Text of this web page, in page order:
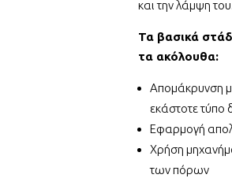
και την λάμψη
Τα βασικά
τα ακόλουθα:
Απομάκρυνση
εκάστοτε τύπο
Εφαρμογή
Χρήση
των πόρων